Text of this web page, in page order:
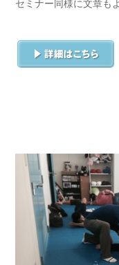
セミナー同様に文章も